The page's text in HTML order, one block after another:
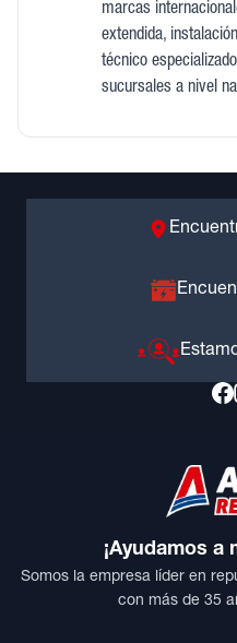
marcas
extendida,
técnico
sucursales a nivel
¡Ayudamos a
Somos la empresa líder en
con más de 35